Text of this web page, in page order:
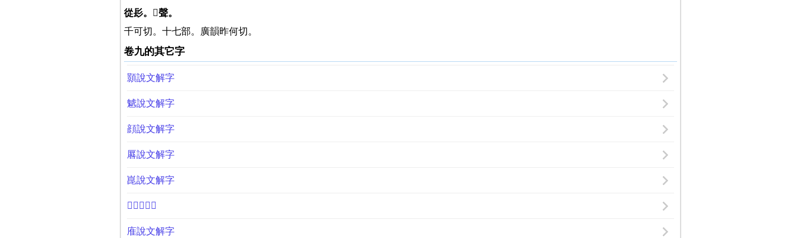
從髟。𢀩聲。
千可切。十七部。廣韻昨何切。
卷九的其它字
顥說文解字
䰧說文解字
顔說文解字
厬說文解字
崑說文解字
𩑒說文解字
㢈說文解字